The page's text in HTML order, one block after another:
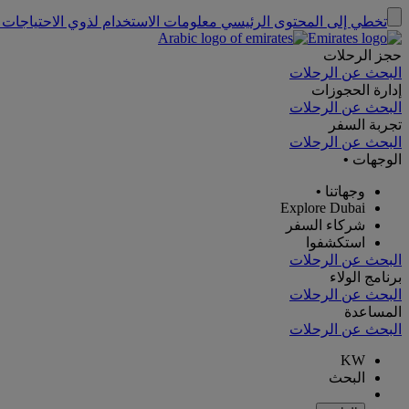
تخطي إلى المحتوى الرئيسي معلومات الاستخدام لذوي
حجز الرحلات
البحث عن الرحلات
إدارة الحجوزات
البحث عن الرحلات
تجربة السفر
البحث عن الرحلات
الوجهات •
وجهاتنا •
Explore Dubai
شركاء السفر
استكشفوا
البحث عن الرحلات
برنامج الولاء
البحث عن الرحلات
المساعدة
البحث عن الرحلات
KW
البحث